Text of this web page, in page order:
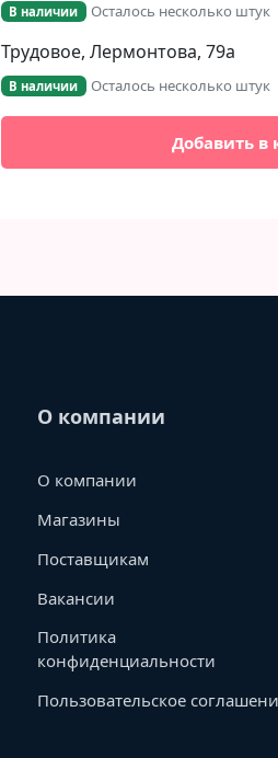
В наличии Осталось несколько штук
Трудовое, Лермонтова, 79а
В наличии Осталось несколько штук
Добавить в
О компании
О компании
Магазины
Поставщикам
Вакансии
Политика
конфиденциальности
Пользовательское